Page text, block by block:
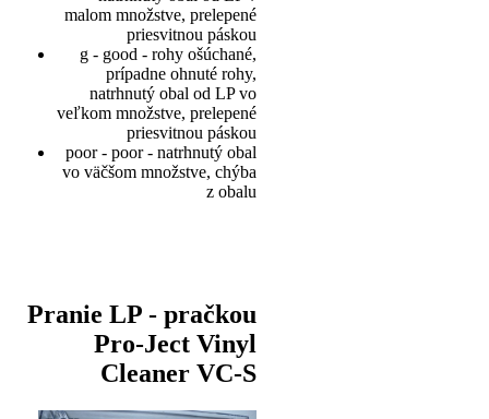
malom množstve, prelepené
priesvitnou páskou
g - good - rohy ošúchané,
prípadne ohnuté rohy,
natrhnutý obal od LP vo
veľkom množstve, prelepené
priesvitnou páskou
poor - poor - natrhnutý obal
vo väčšom množstve, chýba
z obalu
Pranie LP - pračkou
Pro-Ject Vinyl
Cleaner VC-S